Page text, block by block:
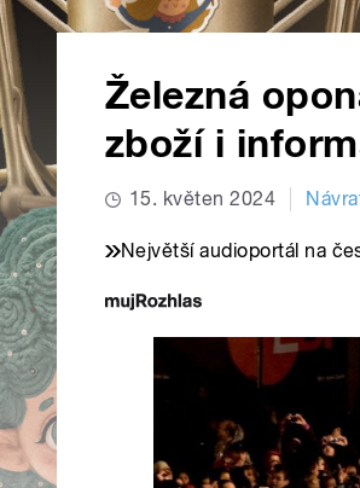
Železná
zboží i
15. květen 2024
Největší audioportál na